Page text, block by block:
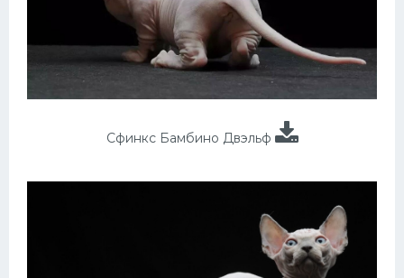
Сфинкс Бамбино Двэльф